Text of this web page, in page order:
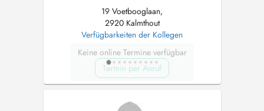
19 Voetbooglaan,
2920 Kalmthout
Verfügbarkeiten der Kollegen
Keine online Termine verfügbar
Termin per Anruf